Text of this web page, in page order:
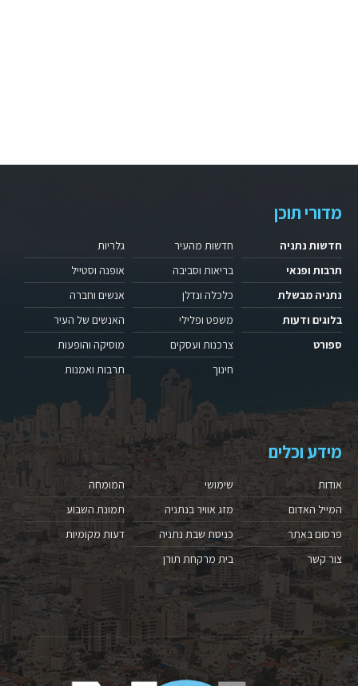
מדורי תוכן
חדשות נתניה
תרבות ופנאי
נתניה מבשלת
בלוגים ודעות
ספורט
חדשות מהעיר
בריאות וסביבה
כלכלה ונדלן
משפט ופלילי
צרכנות ועסקים
חינוך
גלריות
אופנה וסטייל
אנשים וחברה
האנשים של העיר
מוסיקה והופעות
תרבות ואמנות
מידע וכלים
אודות
המייל האדום
פרסום באתר
צור קשר
שימושי
מזג אוויר בנתניה
כניסת שבת נתניה
בית מרקחת תורן
המומחה
תמונת השבוע
דעות מקומיות